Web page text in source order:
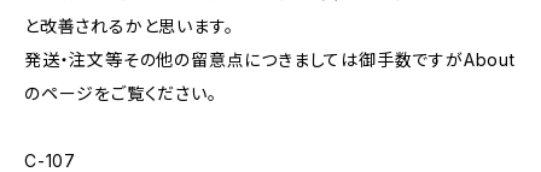
と改善されるかと思います。
発送・注文等その他の留意点につきましては御手数ですがAbout
のページをご覧ください。
C-107